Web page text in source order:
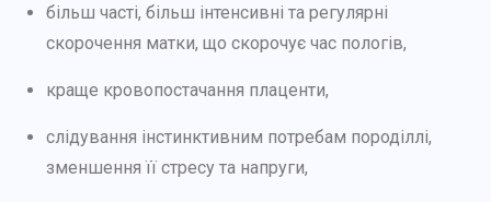
більш часті, більш інтенсивні та регулярні
скорочення матки, що скорочує час пологів,
краще кровопостачання плаценти,
слідування інстинктивним потребам породіллі,
зменшення її стресу та напруги,